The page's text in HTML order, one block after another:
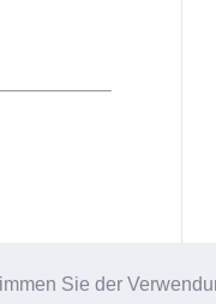
Sie der